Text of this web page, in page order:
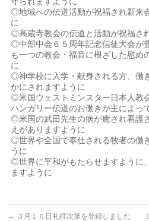
◎地域への伝道活動が祝福され新来
に
◎高蔵寺教会の伝道と活動が祝福さ
◎中部中会６５周年記念信徒大会が
も一つの教会・福音に根ざした慰め
に
◎神学校に入学・献身される方、働
かにされますように
◎米国ウェストミンスター日本人教
ハンガリー伝道のお働きが主によっ
◎米国の武田先生の病が癒され看護
えがありますように
◎世界や全国で奉仕される牧者の働
うに
◎世界に平和がもたらせますように
ますように
← ３月１６日礼拝次第を登録しました